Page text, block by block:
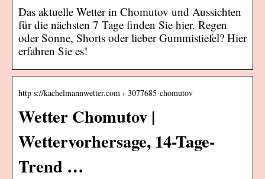
Das aktuelle Wetter in Chomutov und Aussichten
für die nächsten 7 Tage finden Sie hier. Regen
oder Sonne, Shorts oder lieber Gummistiefel? Hier
erfahren Sie es!
http s://kachelmannwetter.com › 3077685-chomutov
Wetter Chomutov |
Wettervorhersage, 14-Tage-
Trend …